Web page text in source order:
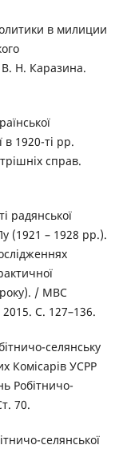
в милиции
В. Н. Каразина.
в 1920-ті рр.
справ.
радянської
(1921 – 1928 рр.).
року). / МВС
С. 127–136.
селянську
Комісарів УСРР
Робітничо-
70.
селянської